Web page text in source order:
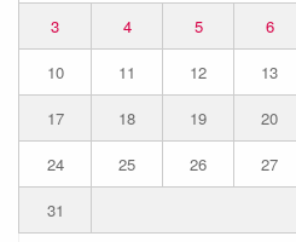
3
4 5 6
10
11 12 13
17
18 19 20
24
25 26 27
31